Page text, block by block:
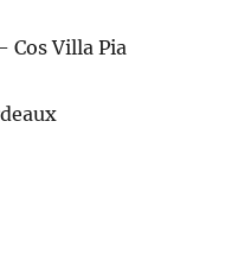
Cos Villa Pia